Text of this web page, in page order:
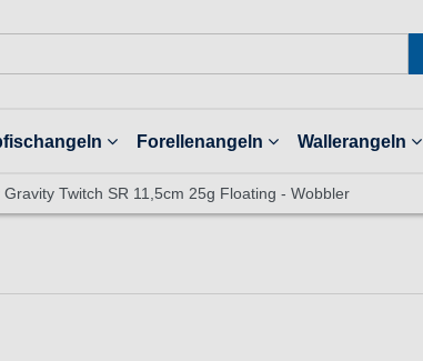
Forellenangeln Wallerangeln
Twitch SR 11,5cm 25g Floating - Wobbler